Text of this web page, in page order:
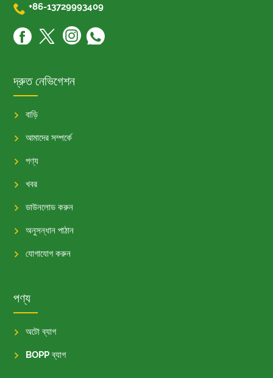
 +86-13729993409
দ্রুত নেভিগেশন
বাড়ি
আমাদের সম্পর্কে
পণ্য
খবর
ডাউনলোড করুন
অনুসন্ধান পাঠান
যোগাযোগ করুন
পণ্য
অটো ব্যাগ
BOPP ব্যাগ